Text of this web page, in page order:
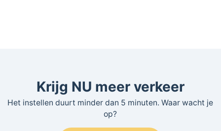
Krijg NU meer verkeer
Het instellen duurt minder dan 5 minuten. Waar wacht je
op?